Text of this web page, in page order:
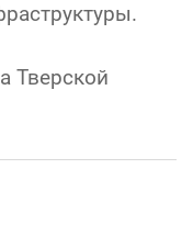
Тверской